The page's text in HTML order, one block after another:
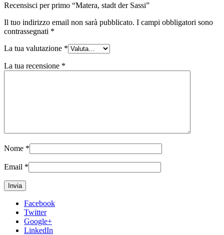
Recensisci per primo “Matera, stadt der Sassi”
Il tuo indirizzo email non sarà pubblicato. I campi obbligatori sono
contrassegnati *
La tua valutazione *
La tua recensione *
Nome *
Email *
Facebook
Twitter
Google+
LinkedIn